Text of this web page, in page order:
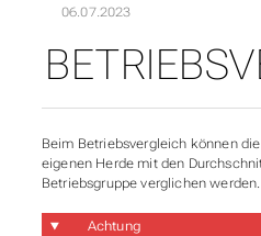
06.07.2023
Beim Betriebsvergleich können
eigenen Herde mit den
Betriebsgruppe verglichen werden.
Achtung